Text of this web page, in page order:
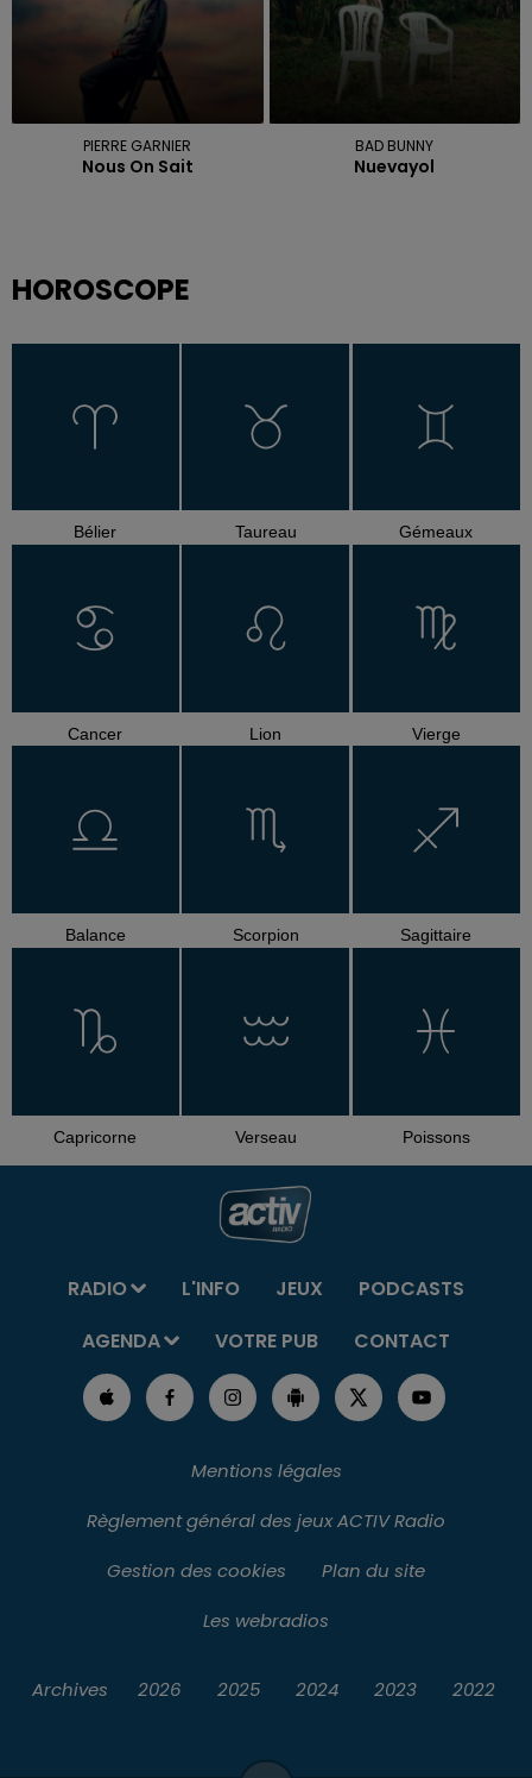
PIERRE GARNIER
Nous On Sait
BAD BUNNY
Nuevayol
HOROSCOPE
Bélier Taureau Gémeaux
Cancer Lion Vierge
Balance Scorpion Sagittaire
Capricorne Verseau Poissons
RADIO L'INFO JEUX
PODCASTS
AGENDA
VOTRE PUB CONTACT
Mentions légales
Règlement général des jeux ACTIV Radio
Gestion des cookies
Plan du site
Les webradios
Archives 2026 2025 2024 2023 2022